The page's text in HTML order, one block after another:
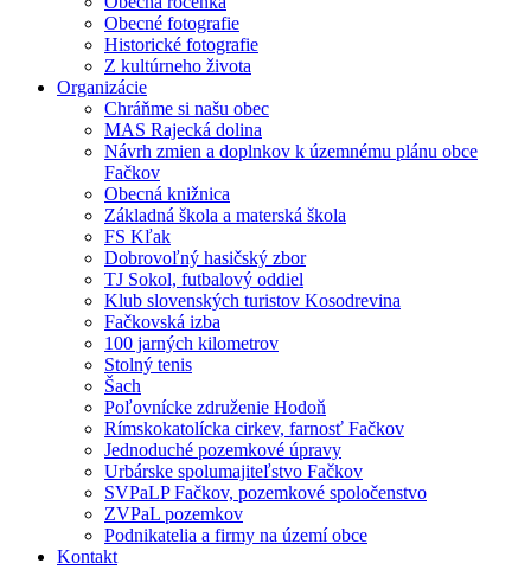
Obecné fotografie
Historické fotografie
Z kultúrneho života
Organizácie
Chráňme si našu obec
MAS Rajecká dolina
Návrh zmien a doplnkov k územnému plánu obce
Fačkov
Obecná knižnica
Základná škola a materská škola
FS Kľak
Dobrovoľný hasičský zbor
TJ Sokol, futbalový oddiel
Klub slovenských turistov Kosodrevina
Fačkovská izba
100 jarných kilometrov
Stolný tenis
Šach
Poľovnícke združenie Hodoň
Rímskokatolícka cirkev, farnosť Fačkov
Jednoduché pozemkové úpravy
Urbárske spolumajiteľstvo Fačkov
SVPaLP Fačkov, pozemkové spoločenstvo
ZVPaL pozemkov
Podnikatelia a firmy na území obce
Kontakt